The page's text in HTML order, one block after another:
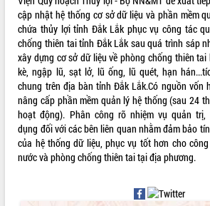
phát triển nền kinh tế xanh tại tỉnh
Đắk Lắk”
Tăng cường giám sát, đôn đốc thực
hiện nhiệm vụ quản lý tài sản công
hàng tuần
Tháo gỡ những vướng mắc, đẩy mạnh
công tác cải cách thủ tục hành chính
tại Trung tâm Phục vụ hành chính
công tỉnh
Đắk Lắk: Tôn vinh 46 giải pháp tại Hội
thi Sáng tạo Kỹ thuật 2024 - 2025
Đắk Lắk rà soát, điều chỉnh Đề án 190
về phát triển nuôi trồng thủy sản
cập nhật hệ thống cơ sở dữ liệu và phần mềm
chứa thủy lợi tỉnh Đắk Lắk phục vụ công tác
chống thiên tai tỉnh Đắk Lắk sau quá trình sáp
xây dựng cơ sở dữ liệu về phòng chống thiên tai
kè, ngập lũ, sạt lở, lũ ống, lũ quét, hạn
chung trên địa bàn tỉnh Đắk Lắk.Có nguồn vốn
nâng cấp phần mềm quản lý hệ thống (sau 24
hoạt động). Phân công rõ nhiệm vụ quản
dụng đối với các bên liên quan nhằm đảm bảo
của hệ thống dữ liệu, phục vụ tốt hơn cho
nước và phòng chống thiên tai tại địa phương.